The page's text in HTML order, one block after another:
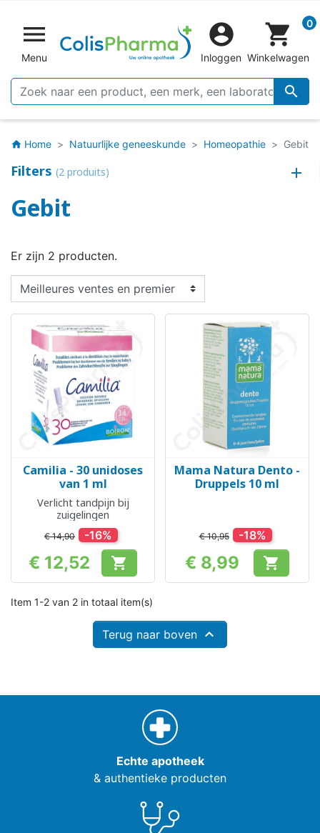

Menu


Inloggen
shopping_cart 0
Winkelwagen
home Home Natuurlijke geneeskunde Homeopathie Gebit
Filters (2 produits)
Gebit
Er zijn 2 producten.
Camilia - 30 unidoses
van 1 ml
Verlicht tandpijn bij
zuigelingen
€ 14,90 -16%
Prijs
€ 12,52 
Mama Natura Dento -
Druppels 10 ml
€ 10,95 -18%
Prijs
€ 8,99 
Item 1-2 van 2 in totaal item(s)
Terug naar boven 
Echte apotheek
& authentieke producten